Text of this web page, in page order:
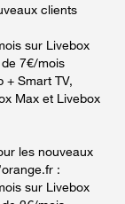
clients
sur Livebox
7€/mois
+ Smart TV,
Max et Livebox
les nouveaux
:
sur Livebox